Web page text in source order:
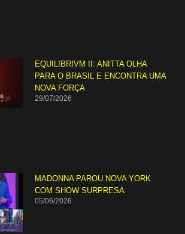
EQUILIBRIVM II: ANITTA OLHA
PARA O BRASIL E ENCONTRA UMA
NOVA FORÇA
29/07/2026
MADONNA PAROU NOVA YORK
COM SHOW SURPRESA
05/06/2026